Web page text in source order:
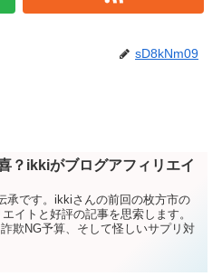
sD8kNm09
？ikkiがブログアフィリエイ
承です。ikkiさんの前回の枚方市の
イトと好評の記事を思索します。
欺NG予算、そして怪しいサプリ対